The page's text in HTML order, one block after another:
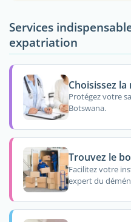
Services
expatriation
Choisissez
Protégez votre
Botswana.
Trouvez le
Facilitez votre
expert du